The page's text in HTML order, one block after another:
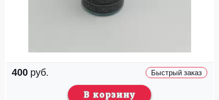
400 руб. Быстрый заказ
В корзину